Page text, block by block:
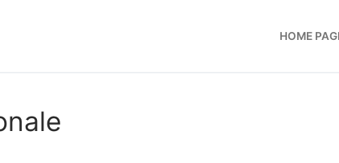
HOME